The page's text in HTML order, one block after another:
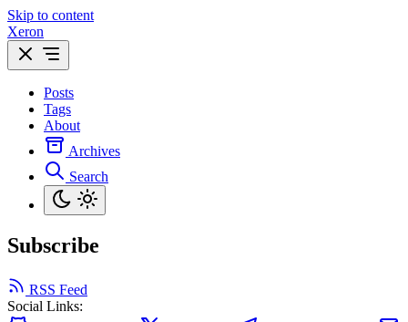
Skip to content
Xeron
Posts
Tags
About
Archives
Search
Subscribe
RSS Feed
Social Links: